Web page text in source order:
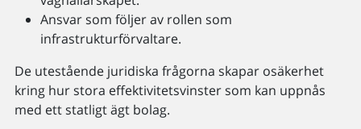
Ansvar som följer av rollen som
infrastrukturförvaltare.
De utestående juridiska frågorna skapar osäkerhet
kring hur stora effektivitetsvinster som kan uppnås
med ett statligt ägt bolag.